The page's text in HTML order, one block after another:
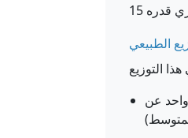
الطبيعي
معياري واحد عن